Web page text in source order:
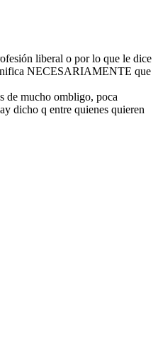
liberal o por lo que le dice
NECESARIAMENTE que
de mucho ombligo, poca
dicho q entre quienes quieren